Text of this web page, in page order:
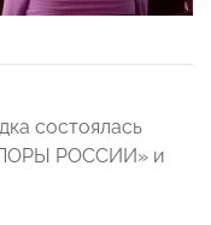
состоялась
РОССИИ» и